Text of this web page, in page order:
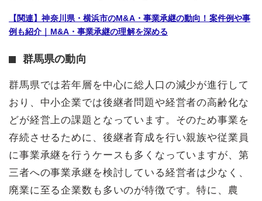
【関連】神奈川県・横浜市のM&A・事業承継の動向！案件例や事
例も紹介｜M&A・事業承継の理解を深める
群馬県の動向
群馬県では若年層を中心に総人口の減少が進行して
おり、中小企業では後継者問題や経営者の高齢化な
どが経営上の課題となっています。そのため事業を
存続させるために、後継者育成を行い親族や従業員
に事業承継を行うケースも多くなっていますが、第
三者への事業承継を検討している経営者は少なく、
廃業に至る企業数も多いのが特徴です。特に、農